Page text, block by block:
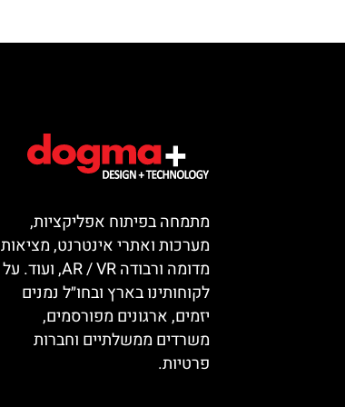
מתמחה בפיתוח אפליקציות,
מערכות ואתרי אינטרנט, מציאות
מדומה ורבודה AR / VR, ועוד. על
לקוחותינו בארץ ובחו״ל נמנים
יזמים, ארגונים מפורסמים,
משרדים ממשלתיים וחברות
פרטיות.